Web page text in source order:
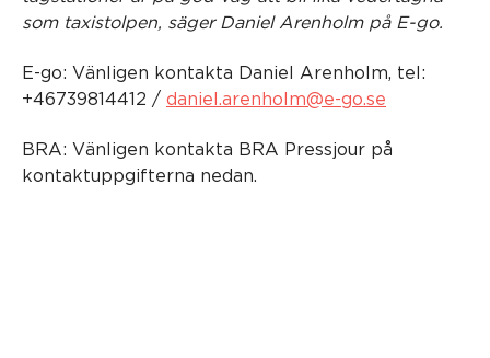
som taxistolpen, säger Daniel Arenholm på E-go.
E-go: Vänligen kontakta Daniel Arenholm, tel:
+46739814412 / daniel.arenholm@e-go.se
BRA: Vänligen kontakta BRA Pressjour på
kontaktuppgifterna nedan.